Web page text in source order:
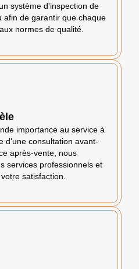
système d'inspection de
afin de garantir que chaque
normes de qualité.
importance au service à
d'une consultation avant-
après-vente, nous
services professionnels et
satisfaction.